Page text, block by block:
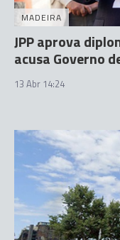
MADEIRA
JPP aprova
acusa Governo
13 Abr 14:24